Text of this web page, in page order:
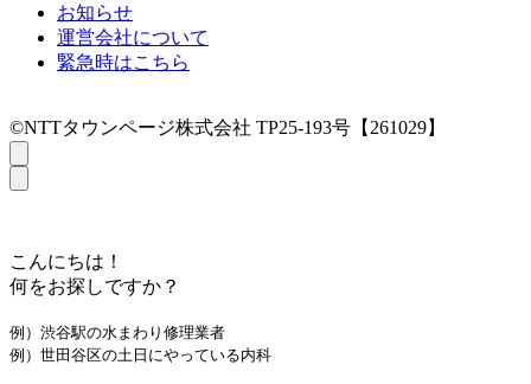
お知らせ
運営会社について
緊急時はこちら
©NTTタウンページ株式会社 TP25-193号【261029】
こんにちは！
何をお探しですか？
例）渋谷駅の水まわり修理業者
例）世田谷区の土日にやっている内科